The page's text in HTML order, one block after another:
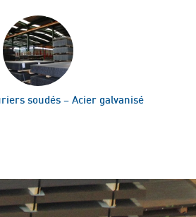
soudés – Acier galvanisé
ACCUEIL